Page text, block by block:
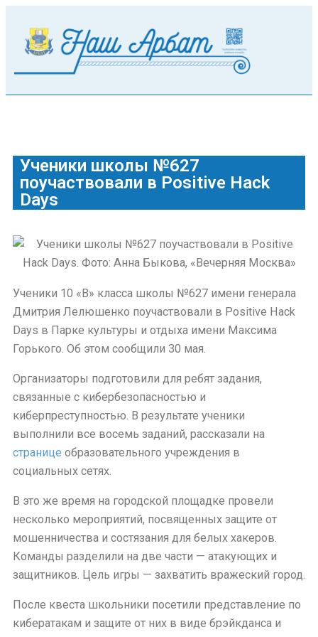
Ученики школы №627
поучаствовали в Positive Hack
Days
Ученики 10 «В» класса школы №627 имени генерала
Дмитрия Лелюшенко поучаствовали в Positive Hack
Days в Парке культуры и отдыха имени Максима
Горького. Об этом сообщили 30 мая.
Организаторы подготовили для ребят задания,
связанные с кибербезопасностью и
киберпреступностью. В результате ученики
выполнили все восемь заданий, рассказали на
странице образовательного учреждения в
социальных сетях.
В это же время на городской площадке провели
несколько мероприятий, посвященных защите от
мошенничества и состязания для белых хакеров.
Команды разделили на две части — атакующих и
защитников. Цель игры — захватить вражеский город.
После квеста школьники посетили представление по
кибератакам и защите от них в виде брэйкданса и